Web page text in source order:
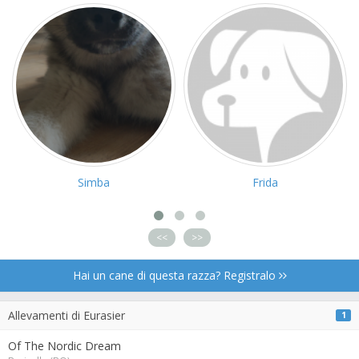
Simba Frida
<< >>
Hai un cane di questa razza? Registralo
Allevamenti di Eurasier 1
Of The Nordic Dream